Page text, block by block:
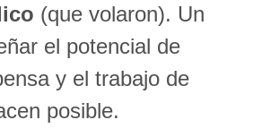
(que volaron). Un
el potencial de
y el trabajo de
posible.